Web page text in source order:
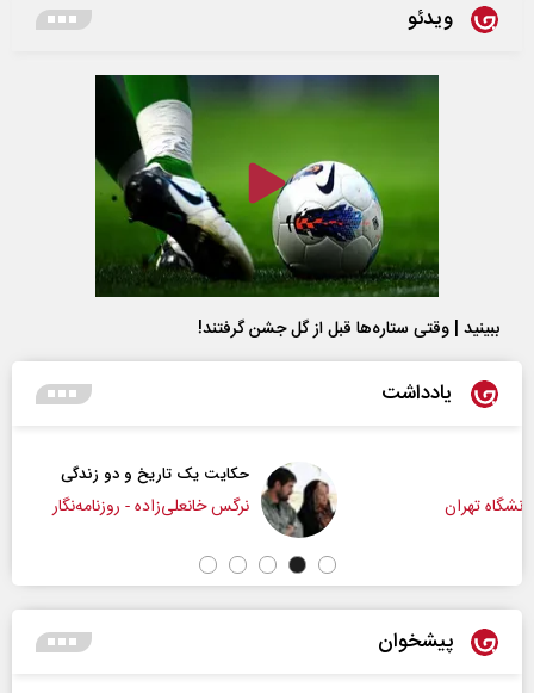
ویدئو
ببینید | وقتی ستاره‌ها قبل از گل جشن گرفتند!
یادداشت
حکایت یک تاریخ و دو زندگی
نرگس خانعلی‌زاده - روزنامه‌نگار
پیشخوان